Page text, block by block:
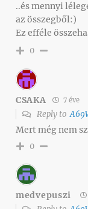
..és mennyi
az összegből:)
Ez efféle
0
CSAKA 7 éve
Reply to
Mert még nem
0
medvepuszi